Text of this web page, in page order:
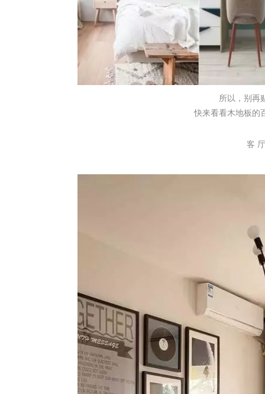
所以，别再
快来看看木地板的
客 厅